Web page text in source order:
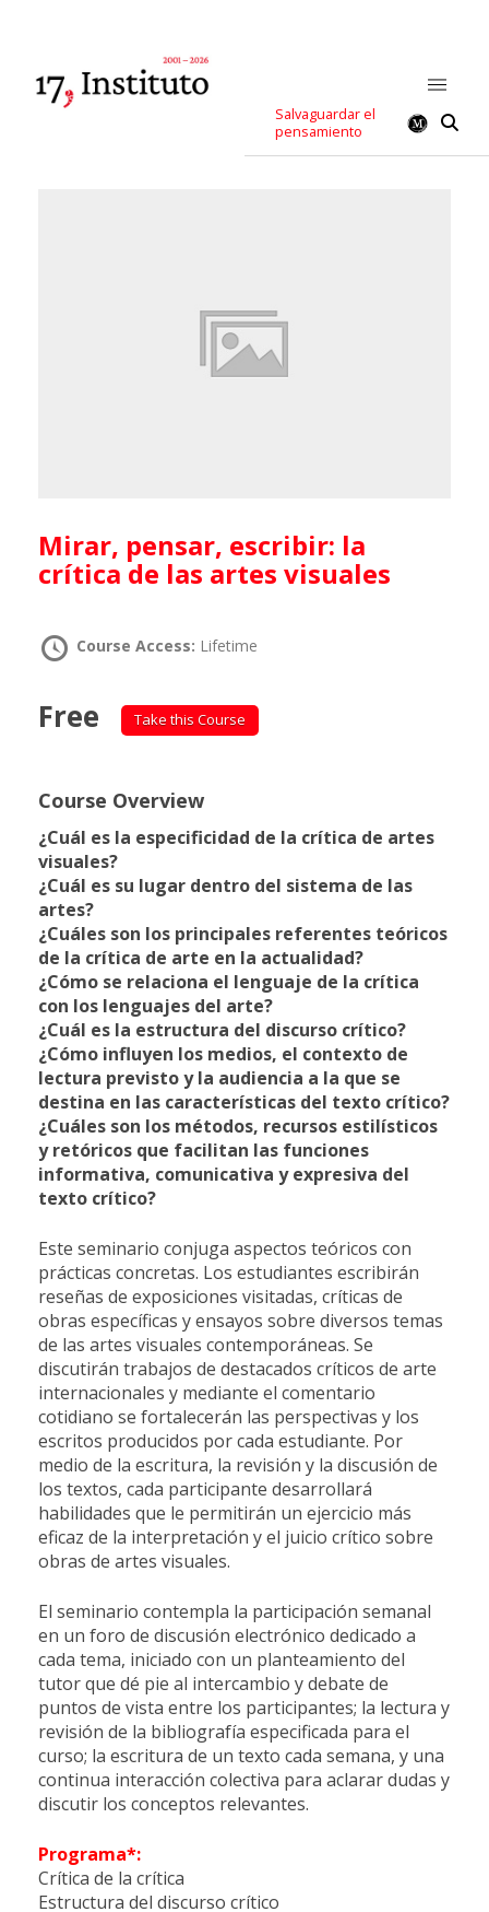
Salvaguardar el
pensamiento
Mirar, pensar, escribir: la
crítica de las artes visuales
Course Access: Lifetime
Free Take this Course
Course Overview
¿Cuál es la especificidad de la crítica de artes
visuales?
¿Cuál es su lugar dentro del sistema de las
artes?
¿Cuáles son los principales referentes teóricos
de la crítica de arte en la actualidad?
¿Cómo se relaciona el lenguaje de la crítica
con los lenguajes del arte?
¿Cuál es la estructura del discurso crítico?
¿Cómo influyen los medios, el contexto de
lectura previsto y la audiencia a la que se
destina en las características del texto crítico?
¿Cuáles son los métodos, recursos estilísticos
y retóricos que facilitan las funciones
informativa, comunicativa y expresiva del
texto crítico?
Este seminario conjuga aspectos teóricos con
prácticas concretas. Los estudiantes escribirán
reseñas de exposiciones visitadas, críticas de
obras específicas y ensayos sobre diversos temas
de las artes visuales contemporáneas. Se
discutirán trabajos de destacados críticos de arte
internacionales y mediante el comentario
cotidiano se fortalecerán las perspectivas y los
escritos producidos por cada estudiante. Por
medio de la escritura, la revisión y la discusión de
los textos, cada participante desarrollará
habilidades que le permitirán un ejercicio más
eficaz de la interpretación y el juicio crítico sobre
obras de artes visuales.
El seminario contempla la participación semanal
en un foro de discusión electrónico dedicado a
cada tema, iniciado con un planteamiento del
tutor que dé pie al intercambio y debate de
puntos de vista entre los participantes; la lectura y
revisión de la bibliografía especificada para el
curso; la escritura de un texto cada semana, y una
continua interacción colectiva para aclarar dudas y
discutir los conceptos relevantes.
Programa*:
Crítica de la crítica
Estructura del discurso crítico